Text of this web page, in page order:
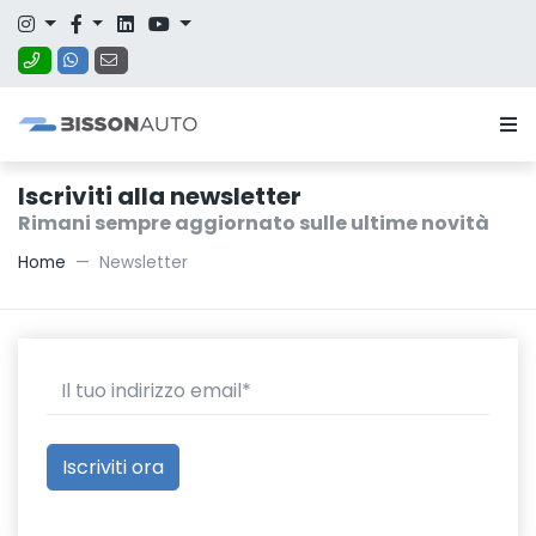
Iscriviti alla newsletter
Rimani sempre aggiornato sulle ultime novità
Home Newsletter